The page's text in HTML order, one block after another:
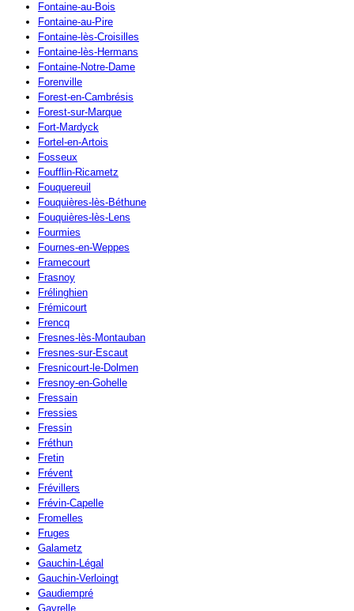
Fontaine-au-Bois
Fontaine-au-Pire
Fontaine-lès-Croisilles
Fontaine-lès-Hermans
Fontaine-Notre-Dame
Forenville
Forest-en-Cambrésis
Forest-sur-Marque
Fort-Mardyck
Fortel-en-Artois
Fosseux
Foufflin-Ricametz
Fouquereuil
Fouquières-lès-Béthune
Fouquières-lès-Lens
Fourmies
Fournes-en-Weppes
Framecourt
Frasnoy
Frélinghien
Frémicourt
Frencq
Fresnes-lès-Montauban
Fresnes-sur-Escaut
Fresnicourt-le-Dolmen
Fresnoy-en-Gohelle
Fressain
Fressies
Fressin
Fréthun
Fretin
Frévent
Frévillers
Frévin-Capelle
Fromelles
Fruges
Galametz
Gauchin-Légal
Gauchin-Verloingt
Gaudiempré
Gavrelle